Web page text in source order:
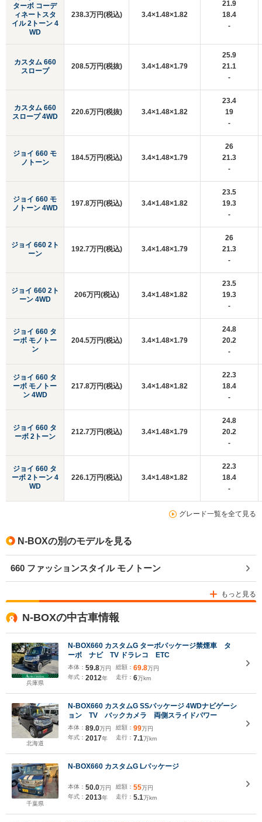
ターボ コーデ
ィネートスタ
イル 2トーン 4
WD
カスタム 660
スロープ
カスタム 660
スロープ 4WD
ジョイ 660 モ
ノトーン
ジョイ 660 モ
ノトーン 4WD
ジョイ 660 2ト
ーン
ジョイ 660 2ト
ーン 4WD
ジョイ 660 タ
ーボ モノトー
ン
ジョイ 660 タ
ーボ モノトー
ン 4WD
ジョイ 660 タ
ーボ 2トーン
ジョイ 660 タ
ーボ 2トーン 4
WD
238.3万円(税込) 3.4×1.48×1.82
21.9
18.4
-
208.5万円(税抜) 3.4×1.48×1.79
25.9
21.1
-
220.6万円(税抜) 3.4×1.48×1.82
23.4
19
-
184.5万円(税込) 3.4×1.48×1.79
26
21.3
-
197.8万円(税込) 3.4×1.48×1.82
23.5
19.3
-
192.7万円(税込) 3.4×1.48×1.79
26
21.3
-
206万円(税込) 3.4×1.48×1.82
23.5
19.3
-
204.5万円(税込) 3.4×1.48×1.79
24.8
20.2
-
217.8万円(税込) 3.4×1.48×1.82
22.3
18.4
-
212.7万円(税込) 3.4×1.48×1.79
24.8
20.2
-
226.1万円(税込) 3.4×1.48×1.82
22.3
18.4
-
グレード一覧を全て見る
N-BOXの別のモデルを見る
660 ファッションスタイル モノトーン
もっと見る
N-BOXの中古車情報
兵庫県
N-BOX660 カスタムG ターボパッケージ禁煙車 タ
ーボ ナビ TV ドラレコ ETC
本体： 59.8万円
年式： 2012年
総額： 69.8万円
走行： 6万km
北海道
N-BOX660 カスタムG SSパッケージ 4WDナビゲーシ
ョン TV バックカメラ 両側スライドパワー
本体： 89.0万円
年式： 2017年
総額： 99万円
走行： 7.1万km
千葉県
N-BOX660 カスタムG Lパッケージ
本体： 50.0万円
年式： 2013年
総額： 55万円
走行： 5.1万km